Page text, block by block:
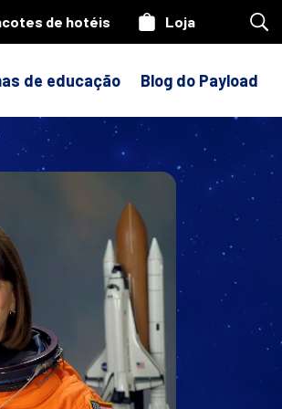
de hotéis Loja
em
site
de educação Blog do Payload